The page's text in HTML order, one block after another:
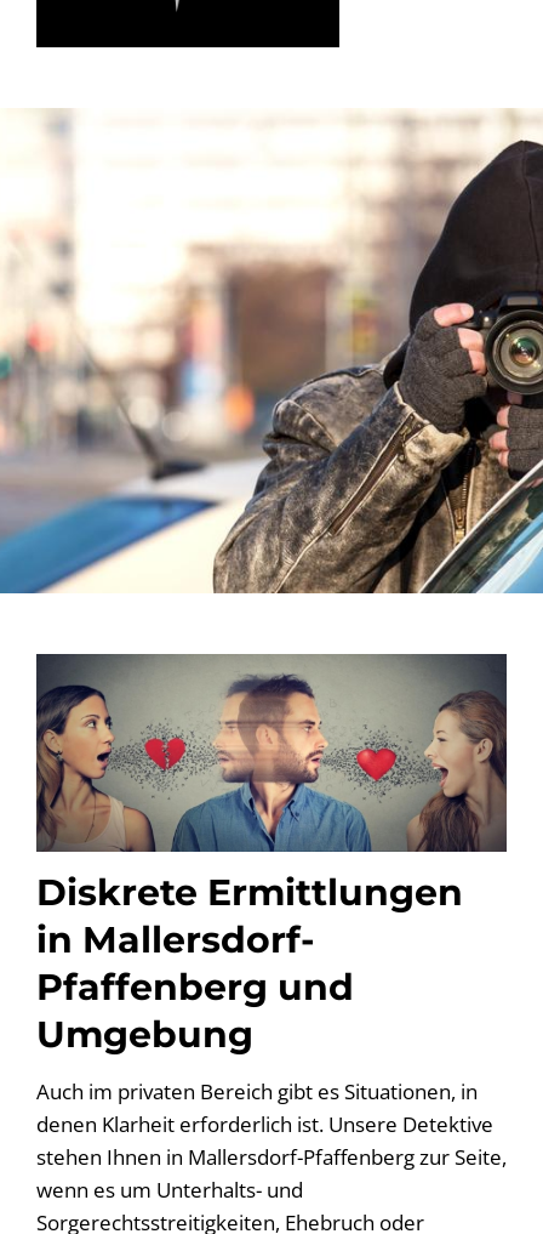
Diskrete Ermittlungen
in Mallersdorf-
Pfaffenberg und
Umgebung
Auch im privaten Bereich gibt es Situationen, in
denen Klarheit erforderlich ist. Unsere Detektive
stehen Ihnen in Mallersdorf-Pfaffenberg zur Seite,
wenn es um Unterhalts- und
Sorgerechtsstreitigkeiten, Ehebruch oder